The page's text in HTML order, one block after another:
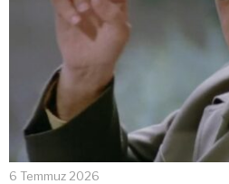
6 Temmuz 2026